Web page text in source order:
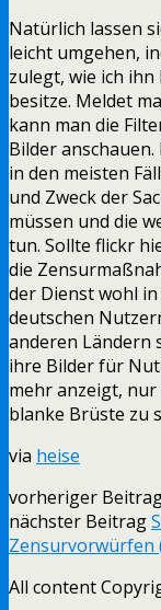
Natürlich lassen
leicht umgehen,
zulegt, wie ich ihn
besitze. Meldet
kann man die
Bilder
in den meisten
und Zweck der
müssen und die
tun. Sollte flickr
die
der Dienst wohl
deutschen
anderen Ländern
ihre Bilder für
mehr anzeigt,
blanke Brüste zu
via heise
vorheriger
nächster Beitrag
Zensurvorwürfen
All content